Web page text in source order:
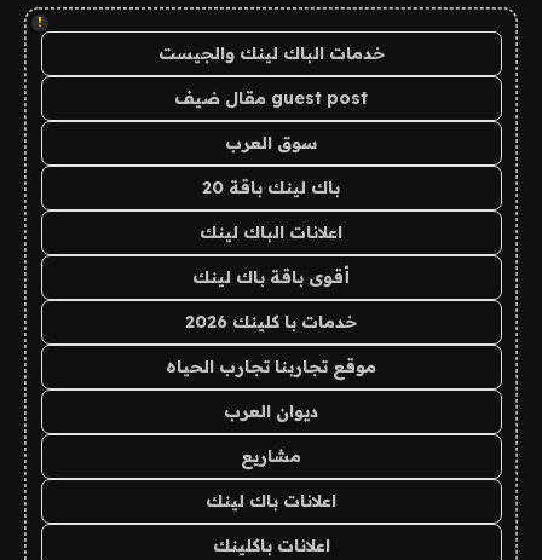
!
خدمات الباك لينك والجيست
guest post مقال ضيف
سوق العرب
باك لينك باقة 20
اعلانات الباك لينك
أقوى باقة باك لينك
خدمات با كلينك 2026
موقع تجاربنا تجارب الحياه
ديوان العرب
مشاريع
اعلانات باك لينك
اعلانات باكلينك